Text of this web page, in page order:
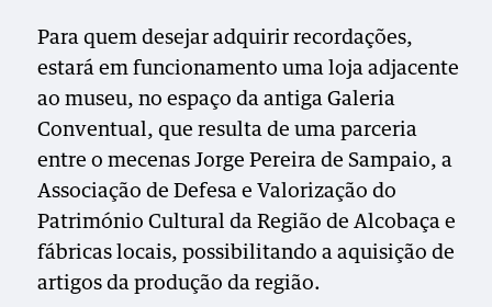
Para quem desejar adquirir recordações,
estará em funcionamento uma loja adjacente
ao museu, no espaço da antiga Galeria
Conventual, que resulta de uma parceria
entre o mecenas Jorge Pereira de Sampaio, a
Associação de Defesa e Valorização do
Património Cultural da Região de Alcobaça e
fábricas locais, possibilitando a aquisição de
artigos da produção da região.